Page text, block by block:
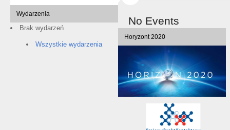
Wydarzenia
Brak wydarzeń
Wszystkie wydarzenia
No Events
Horyzont 2020